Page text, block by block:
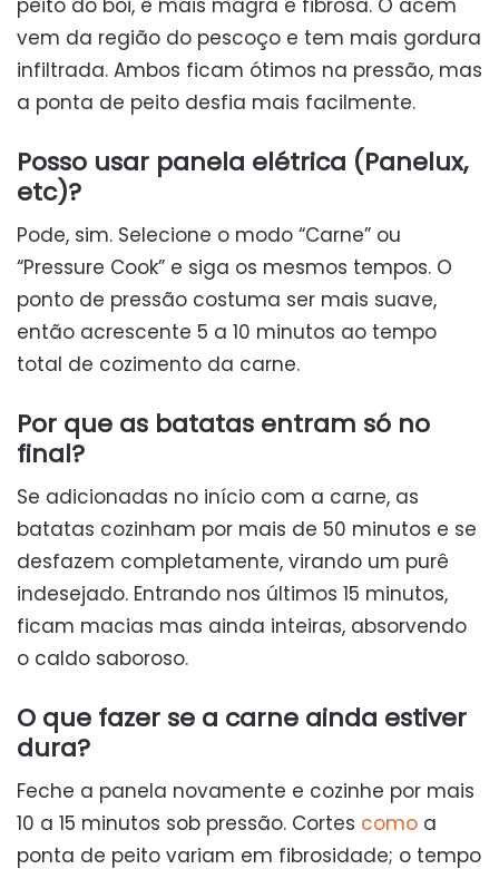
peito do boi, é mais magra e fibrosa. O acém
vem da região do pescoço e tem mais gordura
infiltrada. Ambos ficam ótimos na pressão, mas
a ponta de peito desfia mais facilmente.
Posso usar panela elétrica (Panelux,
etc)?
Pode, sim. Selecione o modo “Carne” ou
“Pressure Cook” e siga os mesmos tempos. O
ponto de pressão costuma ser mais suave,
então acrescente 5 a 10 minutos ao tempo
total de cozimento da carne.
Por que as batatas entram só no
final?
Se adicionadas no início com a carne, as
batatas cozinham por mais de 50 minutos e se
desfazem completamente, virando um purê
indesejado. Entrando nos últimos 15 minutos,
ficam macias mas ainda inteiras, absorvendo
o caldo saboroso.
O que fazer se a carne ainda estiver
dura?
Feche a panela novamente e cozinhe por mais
10 a 15 minutos sob pressão. Cortes como a
ponta de peito variam em fibrosidade; o tempo